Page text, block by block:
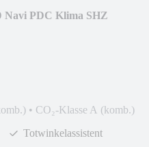
Navi PDC Klima SHZ
• CO₂-Klasse A (komb.)
Totwinkelassistent